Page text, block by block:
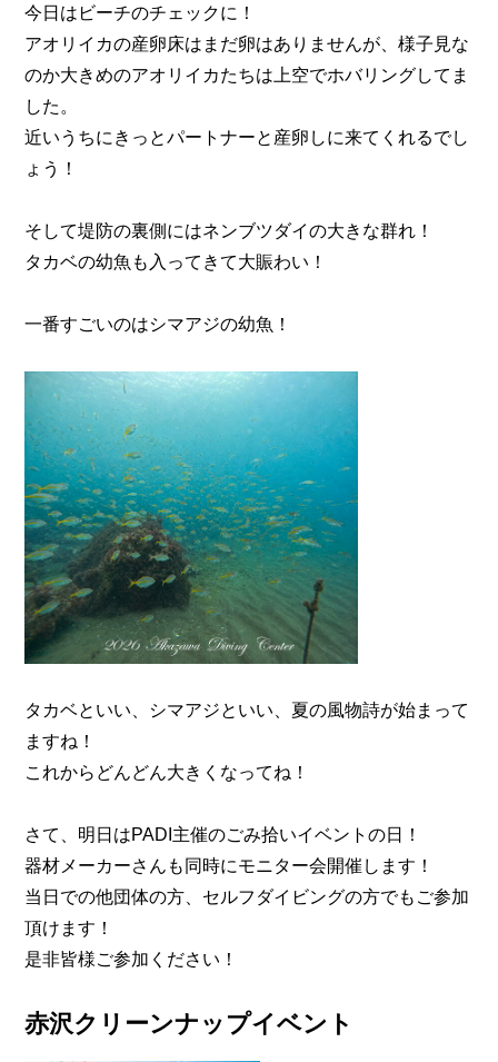
今日はビーチのチェックに！
アオリイカの産卵床はまだ卵はありませんが、様子見な
のか大きめのアオリイカたちは上空でホバリングしてま
した。
近いうちにきっとパートナーと産卵しに来てくれるでし
ょう！
そして堤防の裏側にはネンブツダイの大きな群れ！
タカベの幼魚も入ってきて大賑わい！
一番すごいのはシマアジの幼魚！
タカベといい、シマアジといい、夏の風物詩が始まって
ますね！
これからどんどん大きくなってね！
さて、明日はPADI主催のごみ拾いイベントの日！
器材メーカーさんも同時にモニター会開催します！
当日での他団体の方、セルフダイビングの方でもご参加
頂けます！
是非皆様ご参加ください！
赤沢クリーンナップイベント